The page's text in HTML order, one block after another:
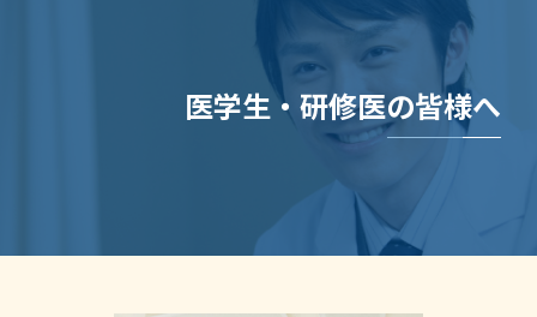
医学生・研修医の皆様へ